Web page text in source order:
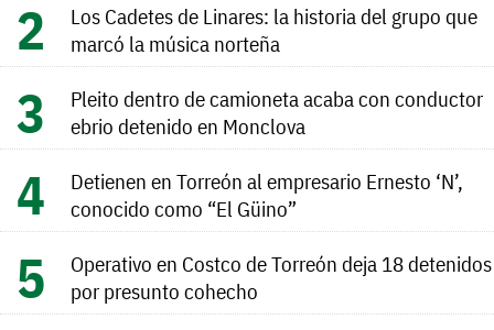
Los Cadetes de Linares: la historia del grupo que
marcó la música norteña
Pleito dentro de camioneta acaba con conductor
ebrio detenido en Monclova
Detienen en Torreón al empresario Ernesto ‘N’,
conocido como “El Güino”
Operativo en Costco de Torreón deja 18 detenidos
por presunto cohecho